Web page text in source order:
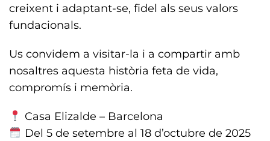
creixent i adaptant-se, fidel als seus valors
fundacionals.
Us convidem a visitar-la i a compartir amb
nosaltres aquesta història feta de vida,
compromís i memòria.
Casa Elizalde – Barcelona
Del 5 de setembre al 18 d’octubre de 2025